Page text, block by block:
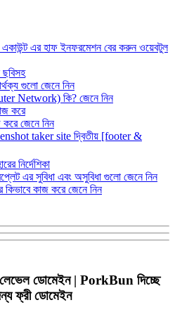
একাউন্ট এর হাফ ইনফরমেশন বের করুন ওয়েবটুল
গুলো জেনে নিন
Network) কি? জেনে নিন
করে
জেনে নিন
taker site দ্বিতীয় [footer &
নির্দেশিকা
এর সুবিধা এবং অসুবিধা গুলো জেনে নিন
কাজ করে জেনে নিন
লেভেল ডোমেইন | PorkBun দিচ্ছে
ফ্রী ডোমেইন